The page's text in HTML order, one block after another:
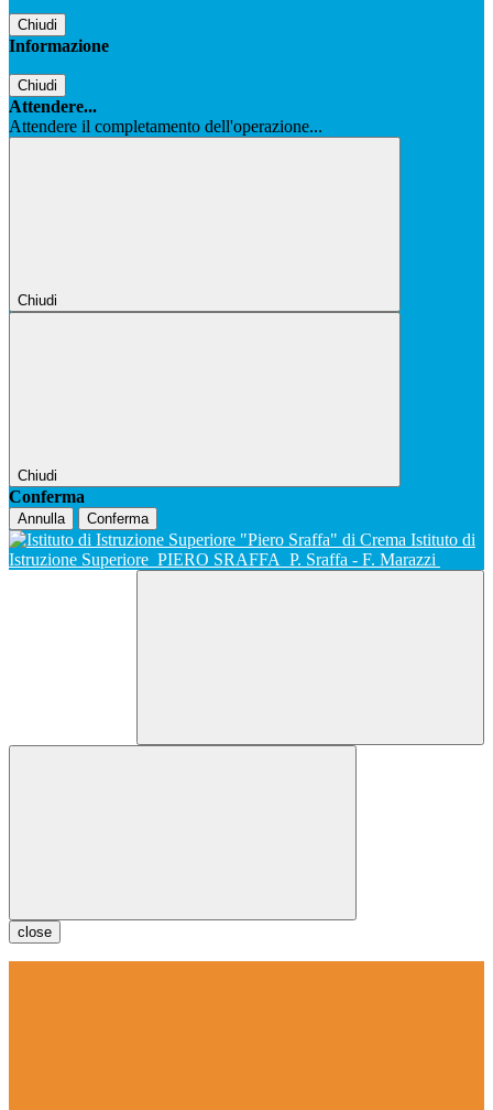
Chiudi
Informazione
Chiudi
Attendere...
Attendere il completamento dell'operazione...
Chiudi
Chiudi
Conferma
Annulla Conferma
Istituto di
Istruzione Superiore PIERO SRAFFA P. Sraffa - F. Marazzi
close